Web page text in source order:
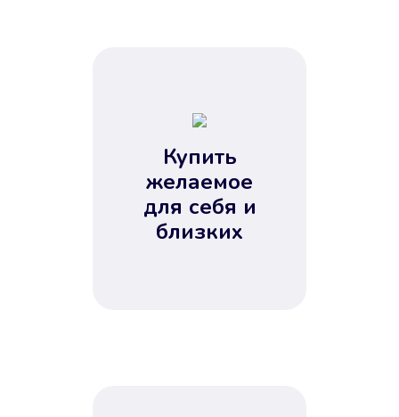
Купить
желаемое
для себя и
близких